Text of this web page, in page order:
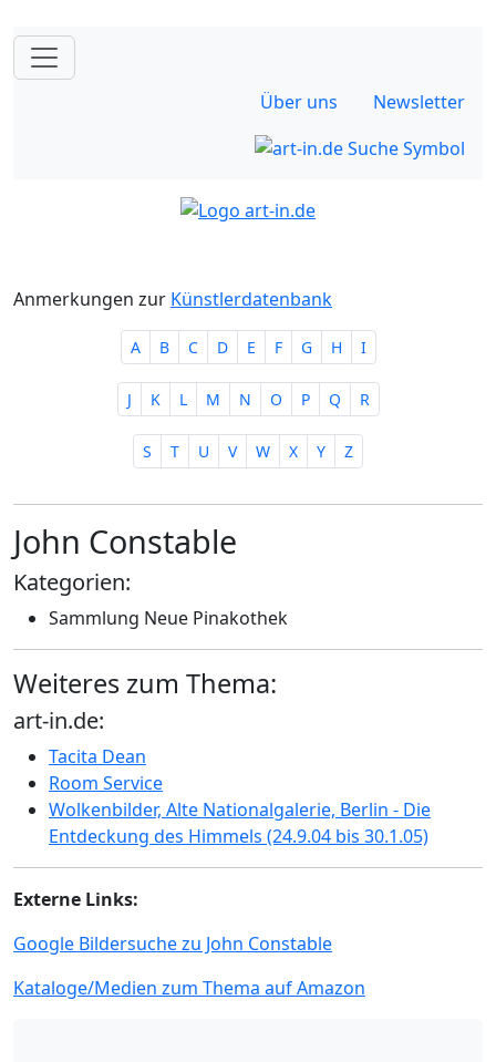
Über uns Newsletter
Anmerkungen zur Künstlerdatenbank
A B C D E F G H I
J K L M N O P Q R
S T U V W X Y Z
John Constable
Kategorien:
Sammlung Neue Pinakothek
Weiteres zum Thema:
art-in.de:
Tacita Dean
Room Service
Wolkenbilder, Alte Nationalgalerie, Berlin - Die
Entdeckung des Himmels (24.9.04 bis 30.1.05)
Externe Links:
Google Bildersuche zu John Constable
Kataloge/Medien zum Thema auf Amazon